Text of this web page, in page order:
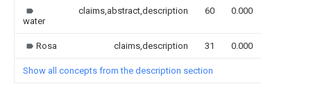
water
claims,abstract,description 60 0.000
Rosa claims,description 31 0.000
Show all concepts from the description section